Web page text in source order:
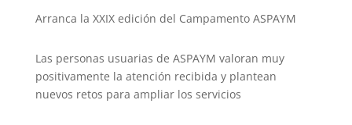
Arranca la XXIX edición del Campamento ASPAYM
Las personas usuarias de ASPAYM valoran muy
positivamente la atención recibida y plantean
nuevos retos para ampliar los servicios